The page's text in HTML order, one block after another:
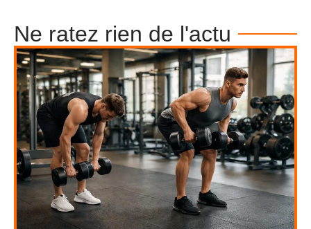
Ne ratez rien de l'actu